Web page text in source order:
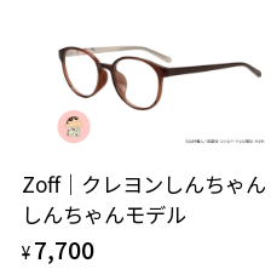
お気に入りリ
仕上がり寸法
きます。
※保証期間内に交換が行われ
延長されません。
安心2 視力測定無料
視力の変化を早めに発見
力測定をおすすめいたし
談ください。
＜メガネの度数情報がわからな
オンラインストアでフレーム
実店舗で度付きにできます
ご購入時に「レンズ交換券」
Zoff｜クレヨンしんちゃん
しんちゃんモデル
¥ 7,700